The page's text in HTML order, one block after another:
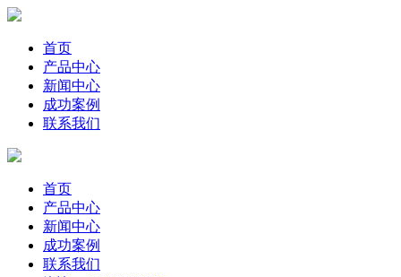
首页
产品中心
新闻中心
成功案例
联系我们
首页
产品中心
新闻中心
成功案例
联系我们